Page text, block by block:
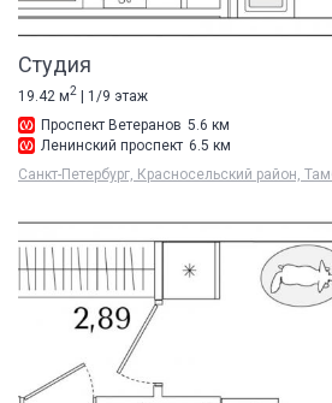
Студия
19.42 м2
| 1/9 этаж
Проспект Ветеранов 5.6 км
Ленинский проспект 6.5 км
Санкт-Петербург, Красносельский район,